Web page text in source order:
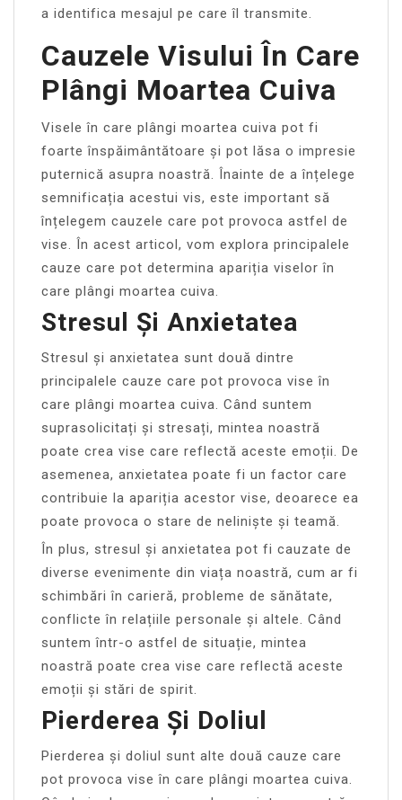
a identifica mesajul pe care îl transmite.
Cauzele Visului În Care
Plângi Moartea Cuiva
Visele în care plângi moartea cuiva pot fi
foarte înspăimântătoare și pot lăsa o impresie
puternică asupra noastră. Înainte de a înțelege
semnificația acestui vis, este important să
înțelegem cauzele care pot provoca astfel de
vise. În acest articol, vom explora principalele
cauze care pot determina apariția viselor în
care plângi moartea cuiva.
Stresul Și Anxietatea
Stresul și anxietatea sunt două dintre
principalele cauze care pot provoca vise în
care plângi moartea cuiva. Când suntem
suprasolicitați și stresați, mintea noastră
poate crea vise care reflectă aceste emoții. De
asemenea, anxietatea poate fi un factor care
contribuie la apariția acestor vise, deoarece ea
poate provoca o stare de neliniște și teamă.
În plus, stresul și anxietatea pot fi cauzate de
diverse evenimente din viața noastră, cum ar fi
schimbări în carieră, probleme de sănătate,
conflicte în relațiile personale și altele. Când
suntem într-o astfel de situație, mintea
noastră poate crea vise care reflectă aceste
emoții și stări de spirit.
Pierderea Și Doliul
Pierderea și doliul sunt alte două cauze care
pot provoca vise în care plângi moartea cuiva.